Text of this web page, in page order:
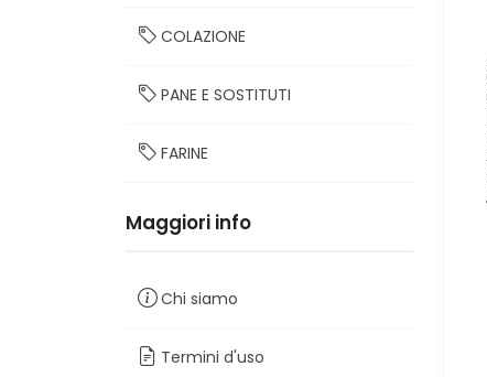
COLAZIONE
PANE E SOSTITUTI
FARINE
Maggiori info
Chi siamo
Termini d'uso